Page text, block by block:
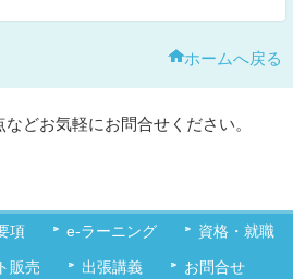
ホームへ戻る
どお気軽にお問合せください。
項 e-ラーニング 資格・就職
販売 出張講義 お問合せ